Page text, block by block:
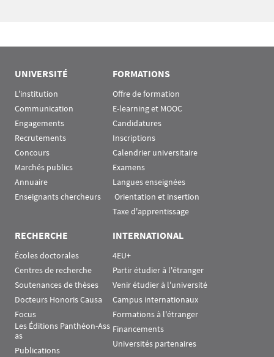
UNIVERSITÉ
L'institution
Communication
Engagements
Recrutements
Concours
Marchés publics
Annuaire
Enseignants chercheurs
FORMATIONS
Offre de formation
E-learning et MOOC
Candidatures
Inscriptions
Calendrier universitaire
Examens
Langues enseignées
Orientation et insertion
Taxe d'apprentissage
RECHERCHE
Écoles doctorales
Centres de recherche
Soutenances de thèses
Docteurs Honoris Causa
Focus
Les Éditions Panthéon-Ass
as
Publications
INTERNATIONAL
4EU+
Partir étudier à l'étranger
Venir étudier à l'université
Campus internationaux
Formations à l'étranger
Financements
Universités partenaires